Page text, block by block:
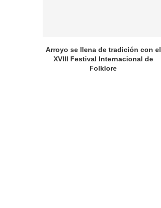
Arroyo se llena de tradición con el
XVIII Festival Internacional de
Folklore